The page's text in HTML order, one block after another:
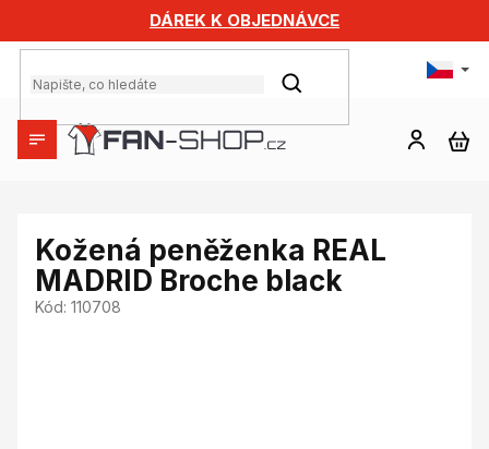
obsah
DÁREK K OBJEDNÁVCE
HLEDAT
Kožená peněženka REAL
MADRID Broche black
Kód: 110708